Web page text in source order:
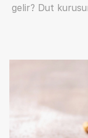
gelir? Dut